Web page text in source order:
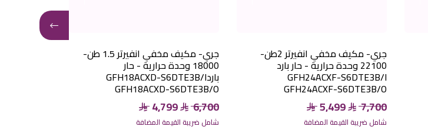
جري- مكيف مخفي انفيرتر 1.5 طن-
18000 وحدة حرارية - حار
باردGFH18ACXD-S6DTE3B/I
GFH18ACXD-S6DTE3B/O
6,700
4,799
شامل ضريبة القيمة المضافة
جري- مكيف مخفي انفيرتر 2طن-
22100 وحدة حرارية - حار بارد
GFH24ACXF-S6DTE3B/I
GFH24ACXF-S6DTE3B/O
7,700
5,499
شامل ضريبة القيمة المضافة